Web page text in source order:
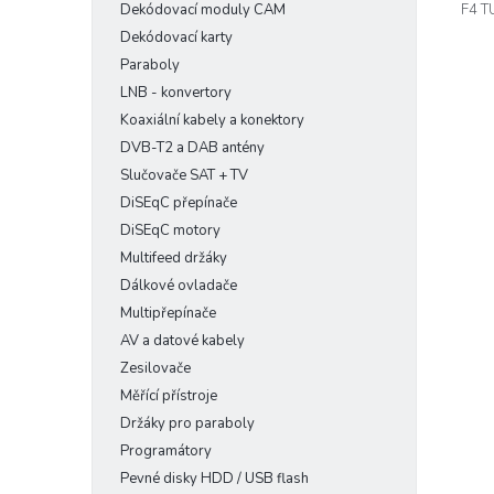
Dekódovací moduly CAM
Dekódovací karty
Paraboly
LNB - konvertory
Koaxiální kabely a konektory
DVB-T2 a DAB antény
Slučovače SAT + TV
DiSEqC přepínače
DiSEqC motory
Multifeed držáky
Dálkové ovladače
Multipřepínače
AV a datové kabely
Zesilovače
Měřící přístroje
Držáky pro paraboly
Programátory
Pevné disky HDD / USB flash
F4